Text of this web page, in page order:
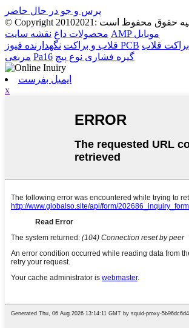
پرس و جو در حال حاضر
محصولات داغ نقشه سایت
AMP موبایل
قلاب و براکت نگهدارنده فیوز PCB براکت قلاب
مربعی Pa16 گیره فشاری نوع پیچ
ایمیل بفرست
x